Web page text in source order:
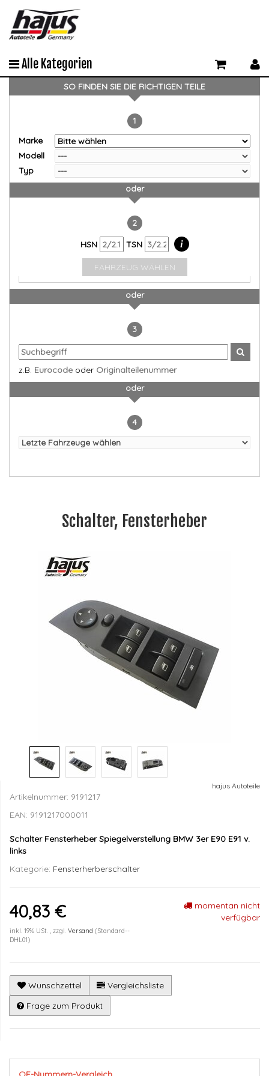
Alle Kategorien
SO FINDEN SIE DIE RICHTIGEN TEILE
1
Marke
Modell
Typ
oder
2
HSN
TSN i
FAHRZEUG WÄHLEN
oder
3
z.B. Eurocode oder Originalteilenummer
oder
4
Schalter, Fensterheber
hajus Autoteile
Artikelnummer: 9191217
EAN: 9191217000011
Schalter Fensterheber Spiegelverstellung BMW 3er E90 E91 v.
links
Kategorie: Fensterherberschalter
40,83 €
inkl. 19% USt. , zzgl. Versand (Standard--
DHL01)
momentan nicht
verfügbar
Wunschzettel
Vergleichsliste
Frage zum Produkt